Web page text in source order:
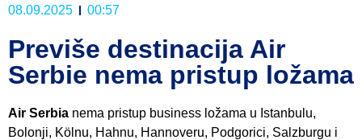
08.09.2025 00:57
Previše destinacija Air
Serbie nema pristup ložama
Air Serbia nema pristup business ložama u Istanbulu,
Bolonji, Kölnu, Hahnu, Hannoveru, Podgorici, Salzburgu i